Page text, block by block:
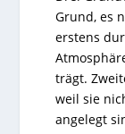
Grund, es
erstens
trägt.
weil sie
angelegt